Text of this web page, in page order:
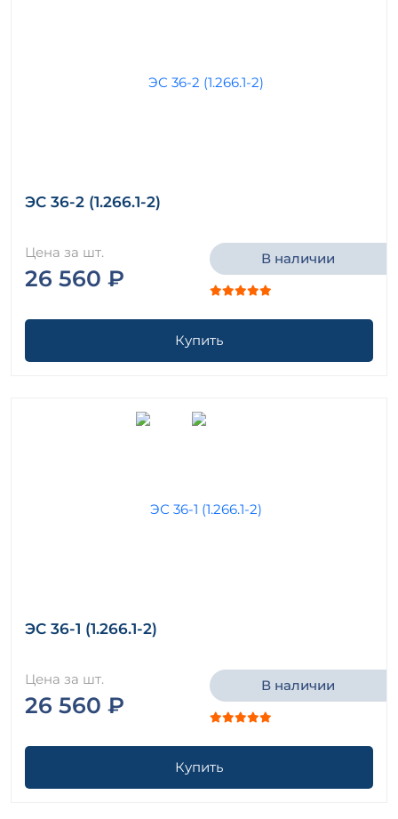
ЭС 36-2 (1.266.1-2)
Цена за шт.
26 560 ₽
В наличии
Купить
ЭС 36-1 (1.266.1-2)
Цена за шт.
26 560 ₽
В наличии
Купить